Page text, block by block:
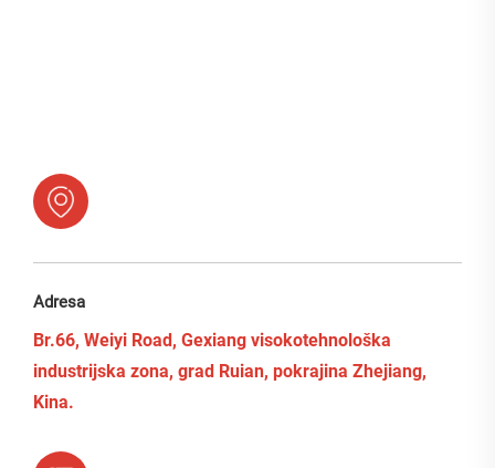
Adresa
Br.66, Weiyi Road, Gexiang visokotehnološka
industrijska zona, grad Ruian, pokrajina Zhejiang,
Kina.